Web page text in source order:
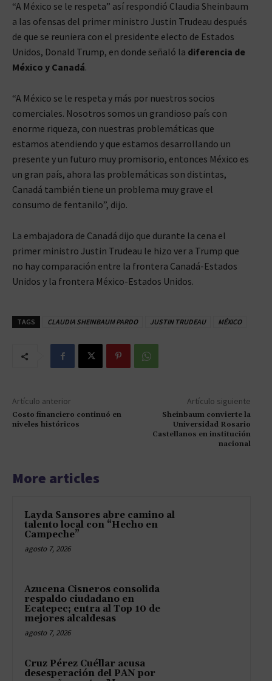
“A México se le respeta” así respondió Claudia Sheinbaum
a las ofensas del primer ministro Justin Trudeau después
de que se reuniera con el presidente electo de Estados
Unidos, Donald Trump, en donde señaló la diferencia de
México y Canadá.
“A México se le respeta y más por nuestros socios
comerciales. Nosotros somos un grandioso país con
enorme riqueza, con nuestras problemáticas que
estamos atendiendo y que estamos desarrollando un
presente y un futuro muy promisorio, entonces México es
un gran país, ahora las problemáticas son distintas,
Canadá también tiene un problema muy grave el
consumo de fentanilo”, dijo.
La embajadora de Canadá dijo que durante la cena el
primer ministro Justin Trudeau le hizo ver a Trump que
no hay comparación entre la frontera Canadá-Estados
Unidos y la frontera México-Estados Unidos.
TAGS CLAUDIA SHEINBAUM PARDO JUSTIN TRUDEAU MÉXICO
Artículo anterior
Costo financiero continuó en
niveles históricos
Artículo siguiente
Sheinbaum convierte la
Universidad Rosario
Castellanos en institución
nacional
More articles
Layda Sansores abre camino al
talento local con “Hecho en
Campeche”
agosto 7, 2026
Azucena Cisneros consolida
respaldo ciudadano en
Ecatepec; entra al Top 10 de
mejores alcaldesas
agosto 7, 2026
Cruz Pérez Cuéllar acusa
desesperación del PAN por